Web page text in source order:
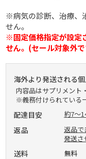
※病気の診断、治療、
せん。
※固定価格指定が設定
せん。(セール対象外
海外より発送される個
内容品はサプリメント
※義務付けられている
配達目安 約7～
返品
返品で
発送さ
送料 無料